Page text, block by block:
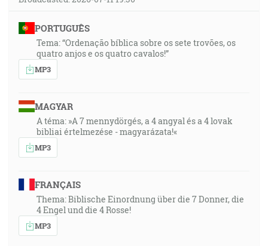
PORTUGUÊS
Tema: “Ordenação bíblica sobre os sete trovões, os
quatro anjos e os quatro cavalos!”
MP3
MAGYAR
A téma: »A 7 mennydörgés, a 4 angyal és a 4 lovak
bibliai értelmezése - magyarázata!«
MP3
FRANÇAIS
Thema: Biblische Einordnung über die 7 Donner, die
4 Engel und die 4 Rosse!
MP3